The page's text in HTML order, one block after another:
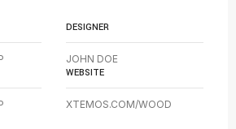
DESIGNER
JOHN DOE
WEBSITE
XTEMOS.COM/WOOD